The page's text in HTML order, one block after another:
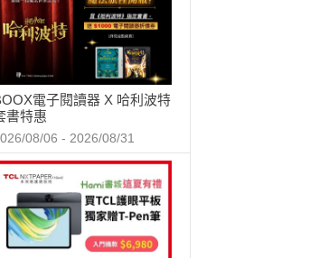
電子閱讀器 X 哈利波特
書特惠
08/06 - 2026/08/31